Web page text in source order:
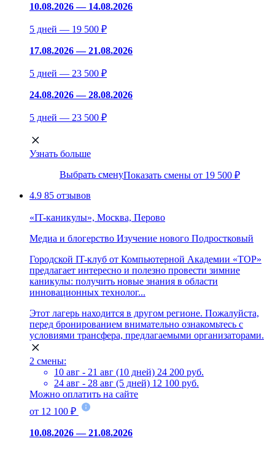
10.08.2026 — 14.08.2026
5 дней — 19 500 ₽
17.08.2026 — 21.08.2026
5 дней — 23 500 ₽
24.08.2026 — 28.08.2026
5 дней — 23 500 ₽
Узнать больше
Выбрать сменуПоказать смены от 19 500 ₽
4.9 85 отзывов
«IT-каникулы», Москва, Перово
Медиа и блогерство Изучение нового Подростковый
Городской IT-клуб от Компьютерной Академии «ТОР»
предлагает интересно и полезно провести зимние
каникулы: получить новые знания в области
инновационных технолог...
Этот лагерь находится в другом регионе. Пожалуйста,
перед бронированием внимательно ознакомьтесь с
условиями трансфера, предлагаемыми организаторами.
2 смены:
10 авг - 21 авг (10 дней) 24 200 руб.
24 авг - 28 авг (5 дней) 12 100 руб.
Можно оплатить на сайте
от 12 100 ₽
10.08.2026 — 21.08.2026